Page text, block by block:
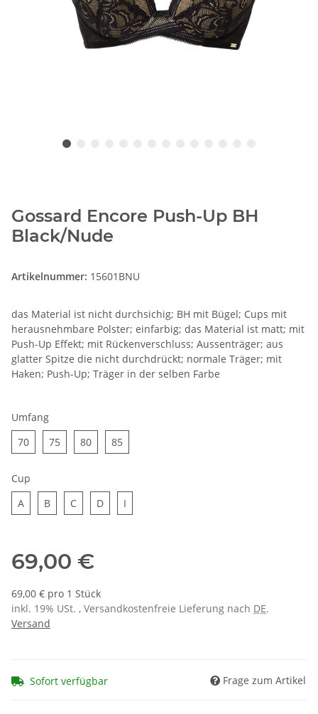
Gossard Encore Push-Up BH
Black/Nude
Artikelnummer: 15601BNU
das Material ist nicht durchsichig; BH mit Bügel; Cups mit
herausnehmbare Polster; einfarbig; das Material ist matt; mit
Push-Up Effekt; mit Rückenverschluss; Aussenträger; aus
glatter Spitze die nicht durchdrückt; normale Träger; mit
Haken; Push-Up; Träger in der selben Farbe
Umfang
7070 75 8080 85
Cup
AA BB CC DD I
69,00 €
69,00 € pro 1 Stück
inkl. 19% USt. , Versandkostenfreie Lieferung nach DE.
Versand
Sofort verfügbar Frage zum Artikel